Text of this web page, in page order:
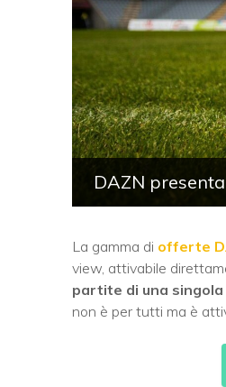
DAZN
La gamma di offerte
view, attivabile
partite di una
non è per tutti ma è